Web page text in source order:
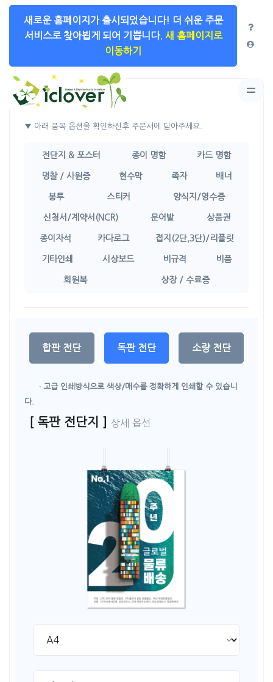
새로운 홈페이지가 출시되었습니다! 더 쉬운 주문
서비스로 찾아뵙게 되어 기쁩니다. 새 홈페이지로
이동하기
상품선택
▼ 아래 품목 옵션을 확인하신후 주문서에 담아주세요.
전단지 & 포스터 종이 명함 카드 명함
명찰 / 사원증 현수막 족자 배너
봉투 스티커 양식지/영수증
신청서/계약서(NCR) 문어발 상품권
종이자석 카다로그 접지(2단,3단)/리플릿
기타인쇄 시상보드 비규격 비품
회원복 상장 / 수료증
합판 전단 독판 전단 소량 전단
· 고급 인쇄방식으로 색상/매수를 정확하게 인쇄할 수 있습니
다.
[ 독판 전단지 ] 상세 옵션